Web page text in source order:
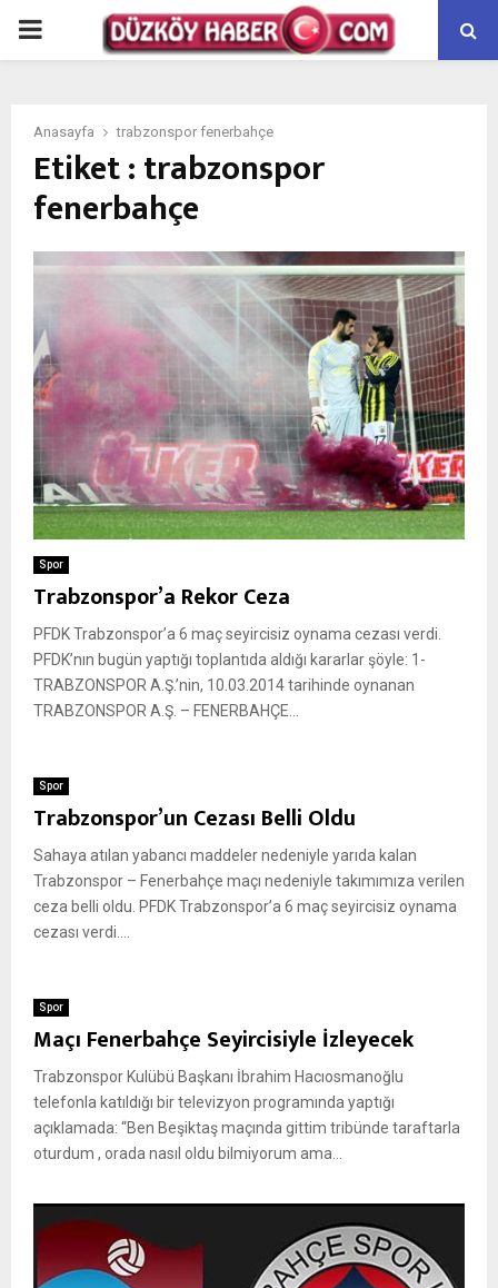
PRIMARY
Anasayfa trabzonspor fenerbahçe
Etiket : trabzonspor
fenerbahçe
Spor
Trabzonspor’a Rekor Ceza
PFDK Trabzonspor’a 6 maç seyircisiz oynama cezası verdi.
PFDK’nın bugün yaptığı toplantıda aldığı kararlar şöyle: 1-
TRABZONSPOR A.Ş.’nin, 10.03.2014 tarihinde oynanan
TRABZONSPOR A.Ş. – FENERBAHÇE...
Spor
Trabzonspor’un Cezası Belli Oldu
Sahaya atılan yabancı maddeler nedeniyle yarıda kalan
Trabzonspor – Fenerbahçe maçı nedeniyle takımımıza verilen
ceza belli oldu. PFDK Trabzonspor’a 6 maç seyircisiz oynama
cezası verdi....
Spor
Maçı Fenerbahçe Seyircisiyle İzleyecek
Trabzonspor Kulübü Başkanı İbrahim Hacıosmanoğlu
telefonla katıldığı bir televizyon programında yaptığı
açıklamada: “Ben Beşiktaş maçında gittim tribünde taraftarla
oturdum , orada nasıl oldu bilmiyorum ama...